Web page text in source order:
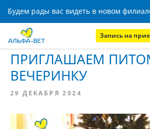
Запись на
Главная
ПРИГЛАШАЕМ
ВЕЧЕРИНКУ
29 ДЕКАБРЯ 2024